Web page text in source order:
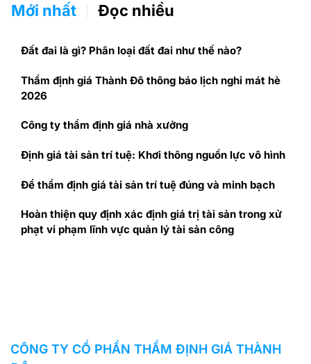
Mới nhất Đọc nhiều
Đất đai là gì? Phân loại đất đai như thế nào?
Thẩm định giá Thành Đô thông báo lịch nghỉ mát hè
2026
Công ty thẩm định giá nhà xưởng
Định giá tài sản trí tuệ: Khơi thông nguồn lực vô hình
Để thẩm định giá tài sản trí tuệ đúng và minh bạch
Hoàn thiện quy định xác định giá trị tài sản trong xử
phạt vi phạm lĩnh vực quản lý tài sản công
CÔNG TY CỔ PHẦN THẨM ĐỊNH GIÁ THÀNH